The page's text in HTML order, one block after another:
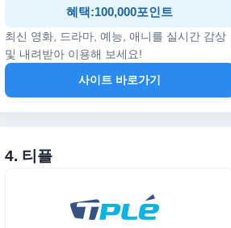
혜택:100,000포인트
최신 영화, 드라마, 예능, 애니를 실시간 감상
및 내려받아 이용해 보세요!
사이트 바로가기
4. 티플